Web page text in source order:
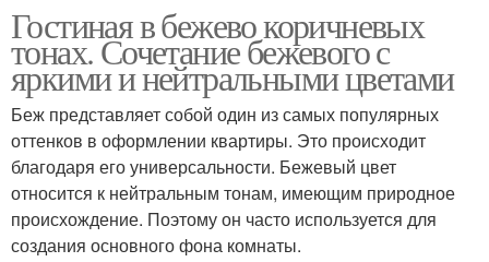
Квартиры в бело-
бежевых тонах
коричневых тонах
Кухни в коричнево-
бежевых тонах
Коричневый интерьер
Спальни в коричнево-
Спальня в бежево-
Гостиная в бежево коричневых
тонах. Сочетание бежевого с
яркими и нейтральными цветами
Беж представляет собой один из самых популярных
оттенков в оформлении квартиры. Это происходит
благодаря его универсальности. Бежевый цвет
относится к нейтральным тонам, имеющим природное
происхождение. Поэтому он часто используется для
создания основного фона комнаты.